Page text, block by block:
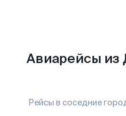
Авиарейсы из
Рейсы в соседние